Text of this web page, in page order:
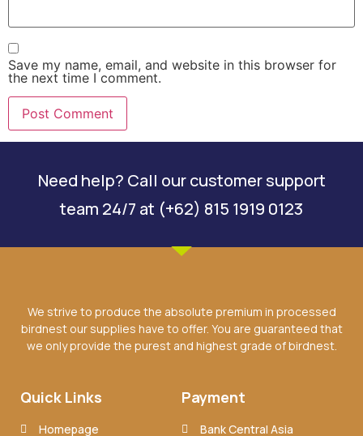
Save my name, email, and website in this browser for
the next time I comment.
Need help? Call our customer support
team 24/7 at (+62) 815 1919 0123
We strive to produce the absolute premium in processed
birdnest our supplies have to offer. You are guaranteed that
we only provide the purest and highest grade of birdnest.
Quick Links
Homepage
Payment
Bank Central Asia